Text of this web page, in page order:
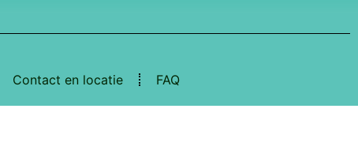
Contact en locatie FAQ